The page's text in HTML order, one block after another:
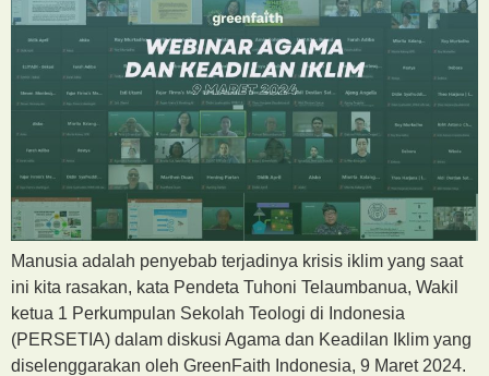
Manusia adalah penyebab terjadinya krisis iklim yang saat
ini kita rasakan, kata Pendeta Tuhoni Telaumbanua, Wakil
ketua 1 Perkumpulan Sekolah Teologi di Indonesia
(PERSETIA) dalam diskusi Agama dan Keadilan Iklim yang
diselenggarakan oleh GreenFaith Indonesia, 9 Maret 2024.